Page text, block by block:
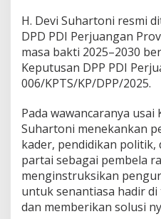
i
J
a
d
K
t
u
a
D
P
D
D
I
H. Devi Suhartoni resmi
DPD PDI Perjuangan
masa bakti 2025–2030
Keputusan DPP PDI
006/KPTS/KP/DPP/2025.
Pada wawancaranya usai
Suhartoni menekankan
kader, pendidikan politik,
partai sebagai pembela
menginstruksikan
untuk senantiasa hadir
dan memberikan solusi